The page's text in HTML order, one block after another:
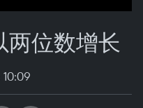
两位数增长